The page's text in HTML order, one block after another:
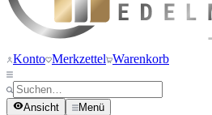
Konto Merkzettel Warenkorb
Ansicht Menü